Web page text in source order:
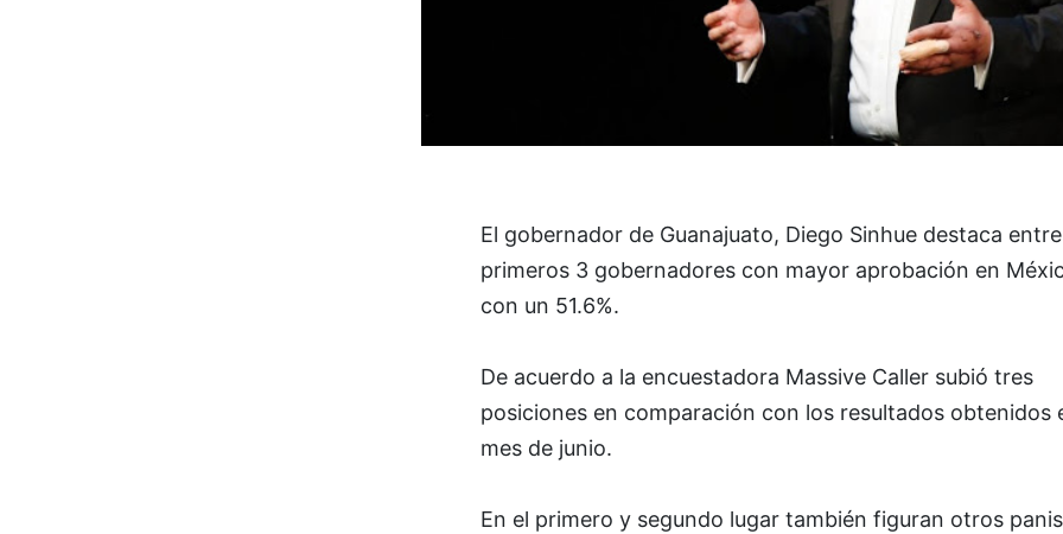
El gobernador de Guanajuato, Diego Sinhue destaca
primeros 3 gobernadores con mayor aprobación en
con un 51.6%.
De acuerdo a la encuestadora Massive Caller subió tres
posiciones en comparación con los resultados obtenidos
mes de junio.
En el primero y segundo lugar también figuran otros